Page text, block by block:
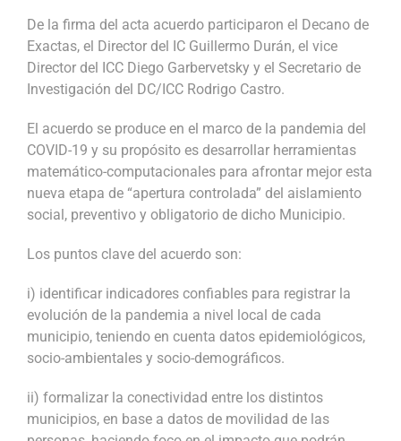
De la firma del acta acuerdo participaron el Decano de
Exactas, el Director del IC Guillermo Durán, el vice
Director del ICC Diego Garbervetsky y el Secretario de
Investigación del DC/ICC Rodrigo Castro.
El acuerdo se produce en el marco de la pandemia del
COVID-19 y su propósito es desarrollar herramientas
matemático-computacionales para afrontar mejor esta
nueva etapa de “apertura controlada” del aislamiento
social, preventivo y obligatorio de dicho Municipio.
Los puntos clave del acuerdo son:
i) identificar indicadores confiables para registrar la
evolución de la pandemia a nivel local de cada
municipio, teniendo en cuenta datos epidemiológicos,
socio-ambientales y socio-demográficos.
ii) formalizar la conectividad entre los distintos
municipios, en base a datos de movilidad de las